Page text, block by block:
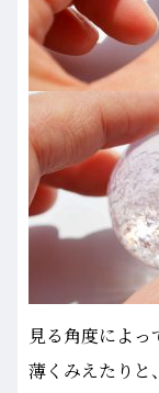
見る角度によっ
薄くみえたりと